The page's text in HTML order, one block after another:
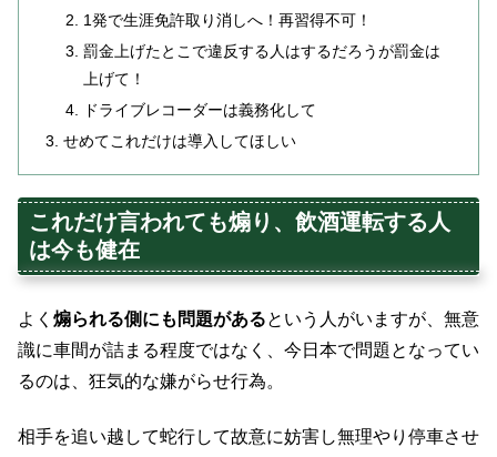
1発で生涯免許取り消しへ！再習得不可！
罰金上げたとこで違反する人はするだろうが罰金は
上げて！
ドライブレコーダーは義務化して
せめてこれだけは導入してほしい
これだけ言われても煽り、飲酒運転する人
は今も健在
よく 煽られる側にも問題があるという人がいますが、無意
識に車間が詰まる程度ではなく、今日本で問題となってい
るのは、狂気的な嫌がらせ行為。
相手を追い越して蛇行して故意に妨害し無理やり停車させ